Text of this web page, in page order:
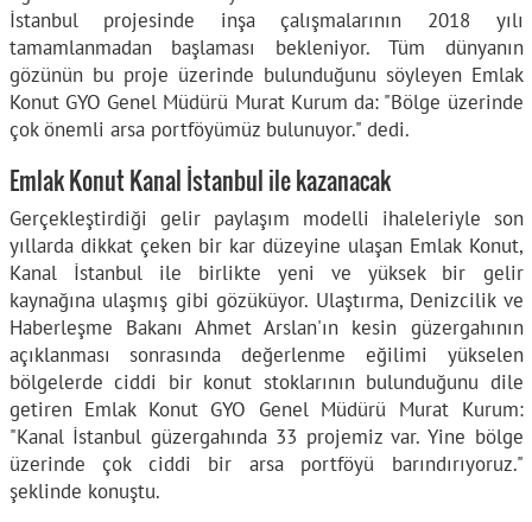
İstanbul projesinde inşa çalışmalarının 2018 yılı
tamamlanmadan başlaması bekleniyor. Tüm dünyanın
gözünün bu proje üzerinde bulunduğunu söyleyen Emlak
Konut GYO Genel Müdürü Murat Kurum da: "Bölge üzerinde
çok önemli arsa portföyümüz bulunuyor." dedi.
Emlak Konut Kanal İstanbul ile kazanacak
Gerçekleştirdiği gelir paylaşım modelli ihaleleriyle son
yıllarda dikkat çeken bir kar düzeyine ulaşan Emlak Konut,
Kanal İstanbul ile birlikte yeni ve yüksek bir gelir
kaynağına ulaşmış gibi gözüküyor. Ulaştırma, Denizcilik ve
Haberleşme Bakanı Ahmet Arslan'ın kesin güzergahının
açıklanması sonrasında değerlenme eğilimi yükselen
bölgelerde ciddi bir konut stoklarının bulunduğunu dile
getiren Emlak Konut GYO Genel Müdürü Murat Kurum:
"Kanal İstanbul güzergahında 33 projemiz var. Yine bölge
üzerinde çok ciddi bir arsa portföyü barındırıyoruz."
şeklinde konuştu.